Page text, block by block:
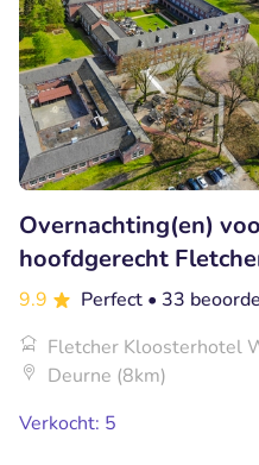
Overnachting(en)
hoofdgerecht
9.9 Perfect • 33
Fletcher Kloosterhotel
Deurne (8km)
Verkocht: 5